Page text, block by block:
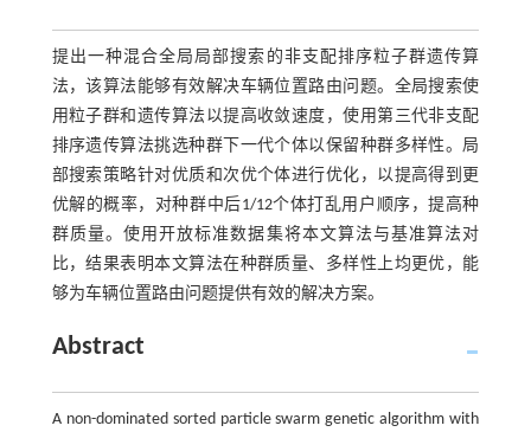
提出一种混合全局局部搜索的非支配排序粒子群遗传算
法，该算法能够有效解决车辆位置路由问题。全局搜索使
用粒子群和遗传算法以提高收敛速度，使用第三代非支配
排序遗传算法挑选种群下一代个体以保留种群多样性。局
部搜索策略针对优质和次优个体进行优化，以提高得到更
优解的概率，对种群中后1/12个体打乱用户顺序，提高种
群质量。使用开放标准数据集将本文算法与基准算法对
比，结果表明本文算法在种群质量、多样性上均更优，能
够为车辆位置路由问题提供有效的解决方案。
Abstract
A non-dominated sorted particle swarm genetic algorithm with